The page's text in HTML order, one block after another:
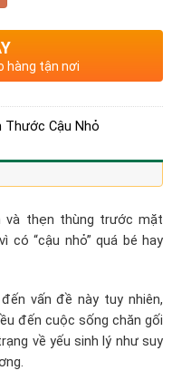
hàng tận nơi
Thước Cậu Nhỏ
và thẹn thùng trước mặt
có “cậu nhỏ” quá bé hay
vấn đề này tuy nhiên,
đến cuộc sống chăn gối
về yếu sinh lý như suy